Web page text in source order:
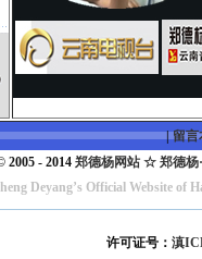
|留言
- 2014 郑德杨网站 ☆ 郑德杨
Deyang’s Official Website
许可证号：滇